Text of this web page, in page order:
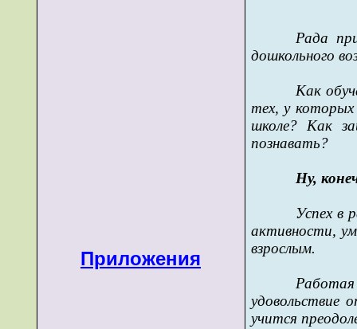
Приложения
Рада
дошкольного
Как
тех, у
школе? Как
познавать?
Ну,
Успех в
активности,
взрослым.
Работая
удовольствие
учится